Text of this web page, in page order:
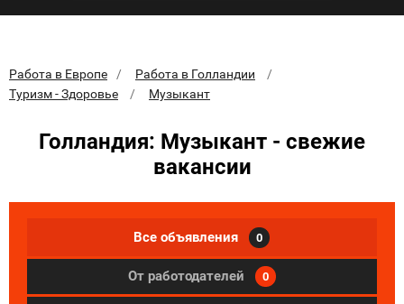
Работа в Европе
Работа в Голландии
Туризм - Здоровье
Музыкант
Голландия: Музыкант - свежие
вакансии
Все объявления 0
От работодателей 0